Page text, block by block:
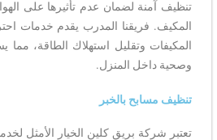
تنظيف آمنة لضمان عدم تأثيرها على
المكيف. فريقنا المدرب يقدم خدمات
المكيفات وتقليل استهلاك الطاقة، مما
وصحية داخل المنزل.
تنظيف مسابح بالخبر
تعتبر شركة بريق كلين الخيار الأمثل